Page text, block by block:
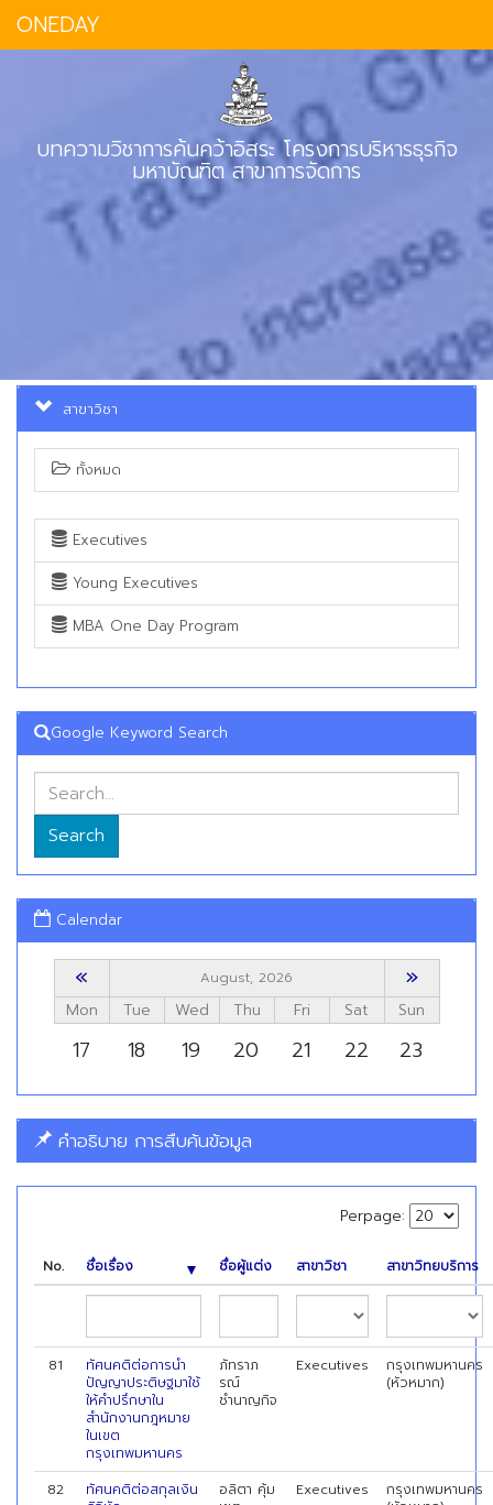
ONEDAY
บทความวิชาการค้นคว้าอิสระ โครงการบริหารธุรกิจ
มหาบัณฑิต สาขาการจัดการ
สาขาวิชา
ทั้งหมด
Executives
Young Executives
MBA One Day Program
Google Keyword Search
Search
Calendar
« August, 2026 »
Mon Tue Wed Thu Fri Sat Sun
17 18 19 20 21 22 23
คำอธิบาย การสืบค้นข้อมูล
Perpage:
No. ชื่อเรื่อง ชื่อผู้แต่ง สาขาวิชา สาขาวิทยบริการ
81
ทัศนคติต่อการนำ
ปัญญาประติษฐมาใช้
ให้คำปรึกษาใน
สำนักงานกฎหมาย
ในเขต
กรุงเทพมหานคร
ภัทราภ
รณ์
ชำนาญกิจ
Executives
กรุงเทพมหานคร
(หัวหมาก)
82
ทัศนคติต่อสกุลเงิน
อลิตา คุ้ม
Executives
กรุงเทพมหานคร